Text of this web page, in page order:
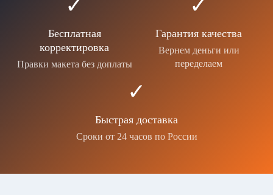
✓
Бесплатная
корректировка
Правки макета без доплаты
✓
Гарантия качества
Вернем деньги или
переделаем
✓
Быстрая доставка
Сроки от 24 часов по России